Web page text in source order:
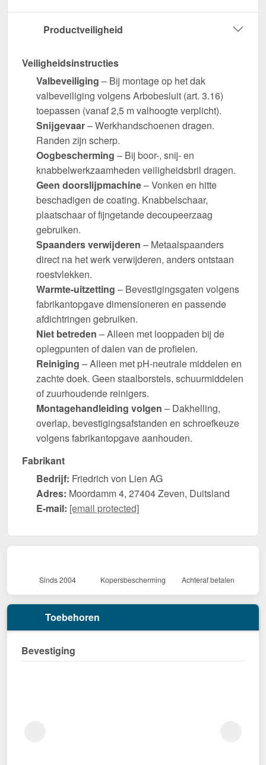
Productveiligheid
Veiligheidsinstructies
Valbeveiliging – Bij montage op het dak
valbeveiliging volgens Arbobesluit (art. 3.16)
toepassen (vanaf 2,5 m valhoogte verplicht).
Snijgevaar– Werkhandschoenen dragen.
Randen zijn scherp.
Oogbescherming – Bij boor-, snij- en
knabbelwerkzaamheden veiligheidsbril dragen.
Geen doorslijpmachine– Vonken en hitte
beschadigen de coating. Knabbelschaar,
plaatschaar of fijngetande decoupeerzaag
gebruiken.
Spaanders verwijderen – Metaalspaanders
direct na het werk verwijderen, anders ontstaan
roestvlekken.
Warmte-uitzetting – Bevestigingsgaten volgens
fabrikantopgave dimensioneren en passende
afdichtringen gebruiken.
Niet betreden – Alleen met looppaden bij de
oplegpunten of dalen van de profielen.
Reiniging – Alleen met pH-neutrale middelen en
zachte doek. Geen staalborstels, schuurmiddelen
of zuurhoudende reinigers.
Montagehandleiding volgen – Dakhelling,
overlap, bevestigingsafstanden en schroefkeuze
volgens fabrikantopgave aanhouden.
Fabrikant
Bedrijf: Friedrich von Lien AG
Adres: Moordamm 4, 27404 Zeven, Duitsland
E-mail: [email protected]
Sinds 2004 Kopersbescherming Achteraf betalen
Toebehoren
Bevestiging